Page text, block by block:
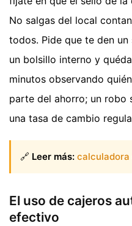
No salgas del local
todos. Pide que te den
un bolsillo interno y
minutos observando
parte del ahorro; un robo
una tasa de cambio
🔗 Leer más: calculadora
El uso de cajeros
efectivo